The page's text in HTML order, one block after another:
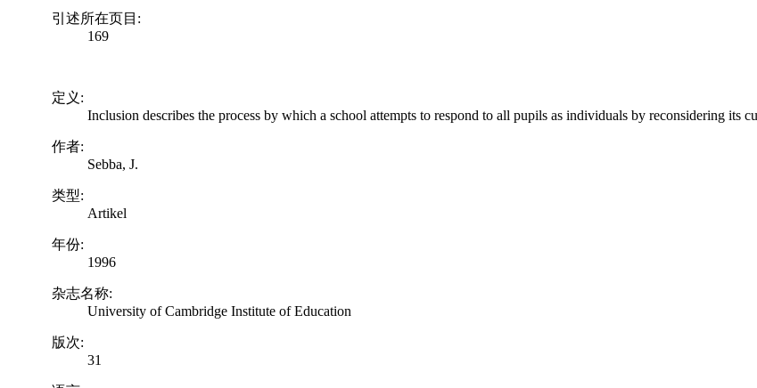
引述所在页目:
169
定义:
Inclusion describes the process by which a school attempts to respond to all pupils as individuals by reconsidering its
作者:
Sebba, J.
类型:
Artikel
年份:
1996
杂志名称:
University of Cambridge Institute of Education
版次:
31